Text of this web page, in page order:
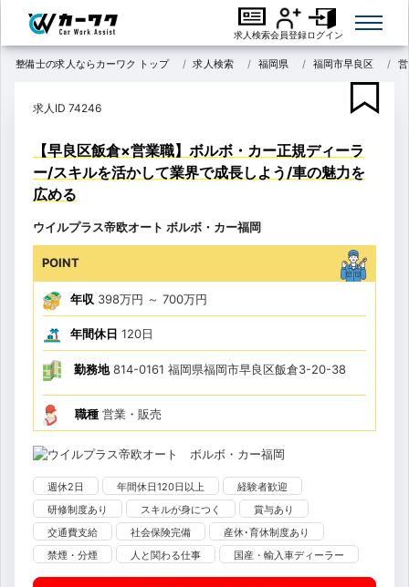
求人検索会員登録ログイン
整備士の求人ならカーワク トップ 求人検索 福岡県 福岡市早良区
求人ID 74246
【早良区飯倉×営業職】ボルボ・カー正規ディーラ
ー/スキルを活かして業界で成長しよう/車の魅力を
広める
ウイルプラス帝欧オート ボルボ・カー福岡
POINT
年収 398万円 ～ 700万円
年間休日 120日
勤務地814-0161 福岡県福岡市早良区飯倉3-20-38
職種 営業・販売
週休2日 年間休日120日以上
経験者歓迎
研修制度あり
スキルが身につく
賞与あり
交通費支給
社会保険完備
産休･育休制度あり
禁煙・分煙
人と関わる仕事 国産・輸入車ディーラー